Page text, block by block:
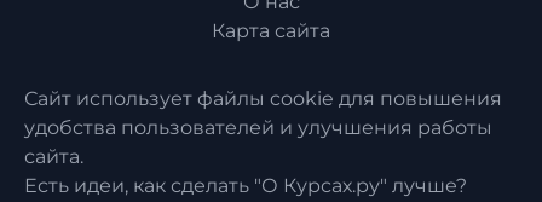
Карта сайта
Сайт использует файлы cookie для повышения
удобства пользователей и улучшения работы
сайта.
Есть идеи, как сделать "О Курсах.ру" лучше?